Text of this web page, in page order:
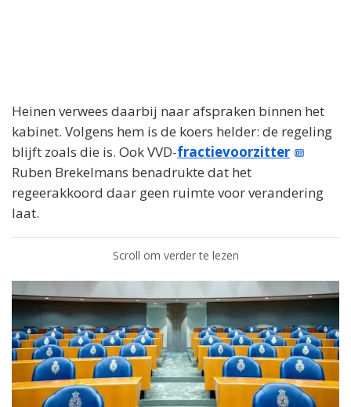
Heinen verwees daarbij naar afspraken binnen het
kabinet. Volgens hem is de koers helder: de regeling
blijft zoals die is. Ook VVD-fractievoorzitter
Ruben Brekelmans benadrukte dat het
regeerakkoord daar geen ruimte voor verandering
laat.
Scroll om verder te lezen